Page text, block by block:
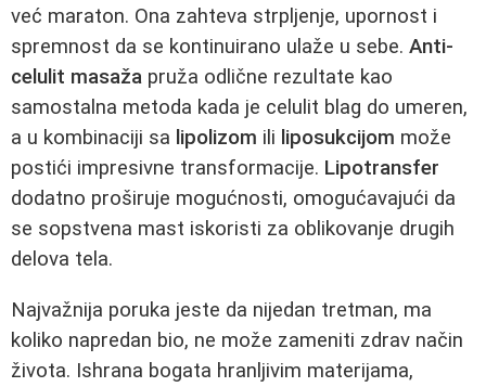
već maraton. Ona zahteva strpljenje, upornost i
spremnost da se kontinuirano ulaže u sebe. Anti-
celulit masaža pruža odlične rezultate kao
samostalna metoda kada je celulit blag do umeren,
a u kombinaciji sa lipolizom ili liposukcijom može
postići impresivne transformacije. Lipotransfer
dodatno proširuje mogućnosti, omogućavajući da
se sopstvena mast iskoristi za oblikovanje drugih
delova tela.
Najvažnija poruka jeste da nijedan tretman, ma
koliko napredan bio, ne može zameniti zdrav način
života. Ishrana bogata hranljivim materijama,